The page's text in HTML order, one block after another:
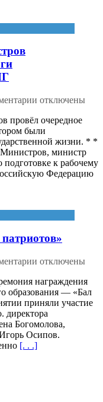
к
На
заседании
Кабинета
Министров
Туркменистана
подведены
отключены
провёл очередное
были
жизни. * *
Министров, министр
к рабочему
Федерацию
к
В
Севастополе
состоялся
«Бал
патриотов»
отключены
награждения
образования — «Бал
приняли участие
директора
Богомолова,
Осипов.
[. . .]